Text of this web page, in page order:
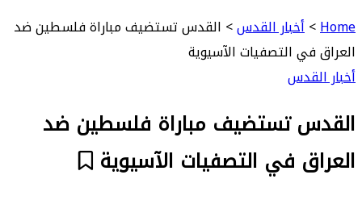
Home
>أخبار القدس> القدس تستضيف مباراة فلسطين ضد
العراق في التصفيات الآسيوية
أخبار القدس
القدس تستضيف مباراة فلسطين ضد
العراق في التصفيات الآسيوية